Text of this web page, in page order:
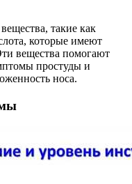
такие как
которые имеют
вещества помогают
простуды и
носа.